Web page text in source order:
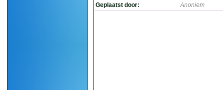
Geplaatst door: Anoniem